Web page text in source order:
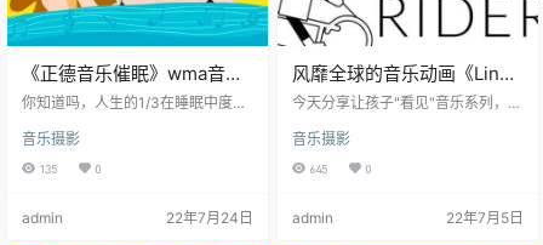
《正德音乐催眠》wma音频
教你找回婴儿般沉沉的睡眠
你知道吗，人生的1/3在睡眠中度
时，也许你忽略了睡觉这件大事。
你真以为睡觉只有休息的作用？事
实上睡觉可以治疗疾病、减压舒
划好2/3的人生就够了吗？优质的睡
音乐摄影
135 0
admin 22年7月24日
风靡全球的音乐动画《Line
Rider 线条骑士》共44集
今天分享让孩子"看见"音乐系列，风
骑士》。一个滑雪橇的小人带着我
们，跟着音乐旋律上天入地，简直
太过瘾了！孩子们不知不觉就能入
1岁的古典音乐爱好者Doodle Chao
音乐摄影
645 0
admin 22年7月5日